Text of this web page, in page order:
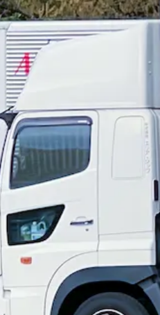
大型免許
重油を運ぶ中型